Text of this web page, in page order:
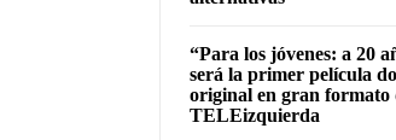
“Para los jóvenes: a 20
será la primer película
original en gran formato
TELEizquierda